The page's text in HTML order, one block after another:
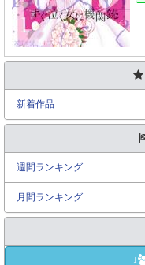
新着作品
週間ランキング
月間ランキング
↓